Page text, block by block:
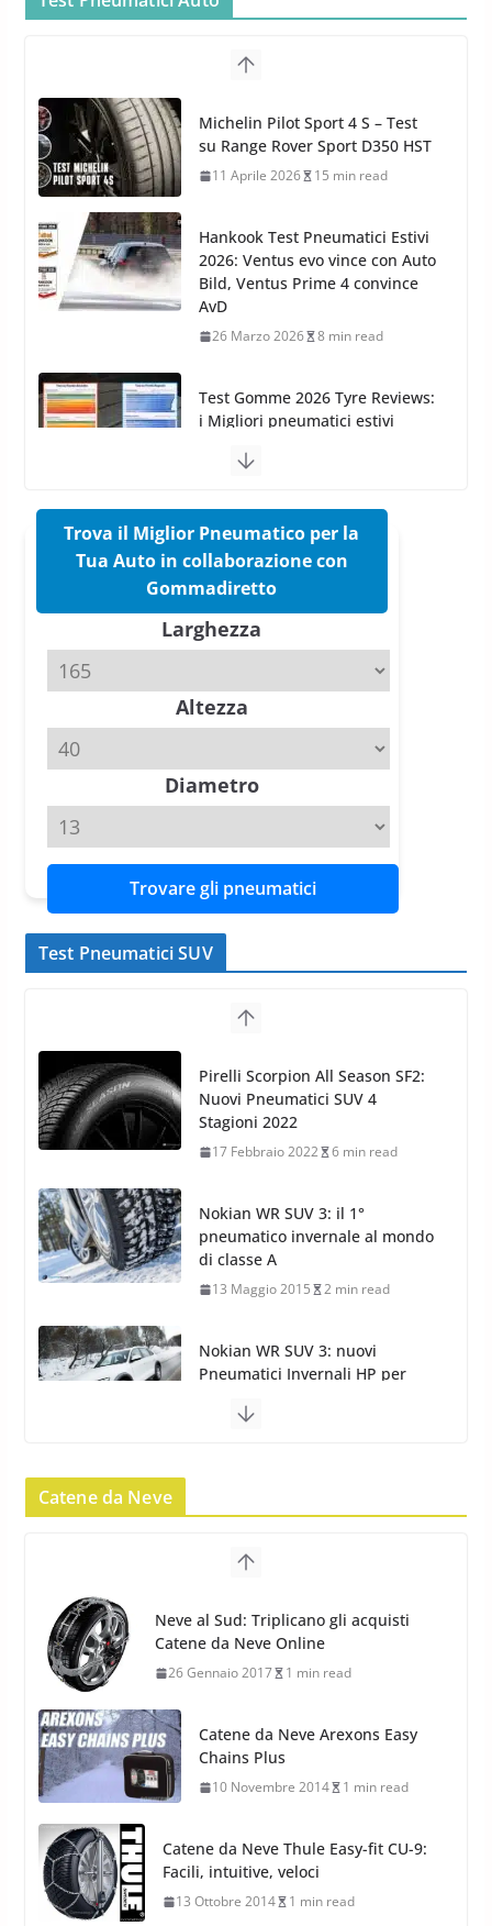
26 Marzo 2025 2 min read
Azoto
26 Marzo 2025 2 min read
Hankook Test Pneumatici Estivi
2026: Ventus evo vince con Auto
Bild, Ventus Prime 4 convince
Test Gomme 2026 Tyre Reviews:
i Migliori pneumatici estivi
sportivi a confronto
Pirelli Cinturato 2026: due
confermano il salto tecnico del
Pirelli P Zero Trofeo RS: per
slick da battere
Michelin Pilot Sport 4 S – Test
su Range Rover Sport D350 HST
11 Aprile 2026 15 min read
Trova il Miglior Pneumatico per la
Tua Auto in collaborazione con
Gommadiretto
Larghezza
Altezza
Diametro
Trovare gli pneumatici
Test Pneumatici SUV
Nokian WR SUV 3: il 1°
pneumatico invernale al mondo
di classe A
13 Maggio 2015 2 min read
Nokian WR SUV 3: nuovi
Pneumatici Invernali HP per
condizioni invernali difficili
23 Aprile 2013 9 min read
Yokohama Geolandar G073: nuovi pneumatici
invernali SUV
2 min read
17 Febbraio 2022 6 min read
Stagioni 2022
17 Febbraio 2022
Catene da Neve
Catene da Neve Arexons Easy
Chains Plus
10 Novembre 2014 1 min read
Catene da Neve Thule Easy-fit CU-9:
Facili, intuitive, veloci
13 Ottobre 2014 1 min read
Calze da Neve Arexocks by
Arexons
26 Ottobre 2013 1 min read